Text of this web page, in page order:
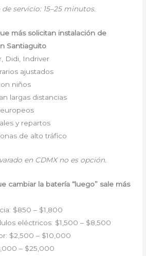
servicio: 15–25 minutos.
más solicitan instalación de
Santiaguito
Didi, Indriver
ajustados
niños
largas distancias
y repartos
de alto tráfico
en CDMX no es opción.
cambiar la batería “luego” sale más
$850 – $1,800
eléctricos: $1,500 – $8,500
$2,500 – $10,000
– $25,000